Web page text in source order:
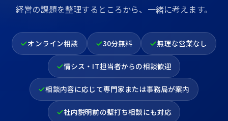
経営の課題を整理するところから、一緒に考えます。
オンライン相談 30分無料 無理な営業なし
情シス・IT担当者からの相談歓迎
相談内容に応じて専門家または事務局が案内
社内説明前の壁打ち相談にも対応